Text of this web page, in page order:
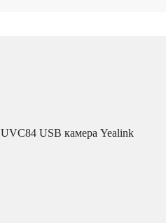
UVC84 USB камера Yealink